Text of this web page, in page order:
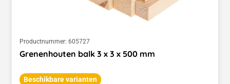
Productnummer: 605727
Grenenhouten balk 3 x 3 x 500 mm
Beschikbare varianten